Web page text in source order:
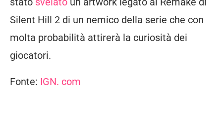
Silent Hill 2 di un nemico della serie che con
molta probabilità attirerà la curiosità dei
giocatori.
Fonte: IGN. com